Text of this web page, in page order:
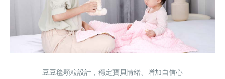
豆豆毯顆粒設計，穩定寶貝情緒、增加自信心
豆豆毯顆粒設計，穩定寶貝情緒、增加自信心
豆豆毯顆粒設計，穩定寶貝情緒、增加自信心